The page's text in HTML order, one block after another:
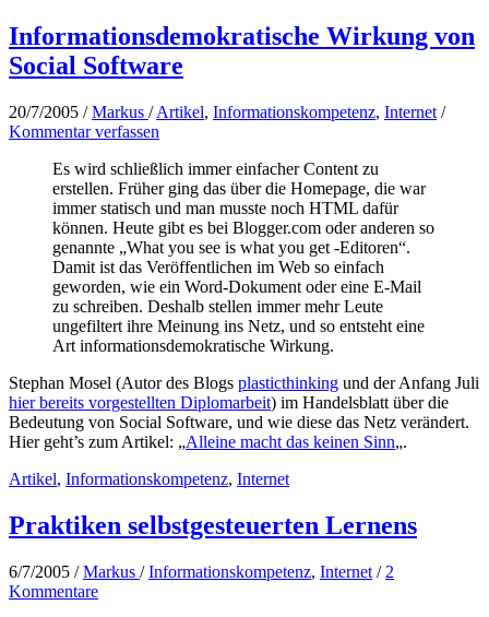
Informationsdemokratische Wirkung von
Social Software
20/7/2005 /Markus /Artikel, Informationskompetenz, Internet /
Kommentar verfassen
Es wird schließlich immer einfacher Content zu
erstellen. Früher ging das über die Homepage, die war
immer statisch und man musste noch HTML dafür
können. Heute gibt es bei Blogger.com oder anderen so
genannte „What you see is what you get -Editoren“.
Damit ist das Veröffentlichen im Web so einfach
geworden, wie ein Word-Dokument oder eine E-Mail
zu schreiben. Deshalb stellen immer mehr Leute
ungefiltert ihre Meinung ins Netz, und so entsteht eine
Art informationsdemokratische Wirkung.
Stephan Mosel (Autor des Blogs plasticthinking und der Anfang Juli
hier bereits vorgestellten Diplomarbeit) im Handelsblatt über die
Bedeutung von Social Software, und wie diese das Netz verändert.
Hier geht’s zum Artikel: „Alleine macht das keinen Sinn„.
Artikel, Informationskompetenz, Internet
Praktiken selbstgesteuerten Lernens
6/7/2005 /Markus /Informationskompetenz, Internet / 2
Kommentare